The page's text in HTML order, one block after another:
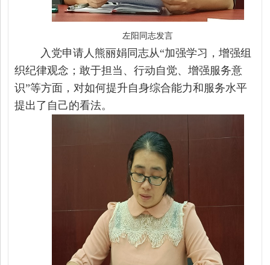
左阳同志发言
入党申请人熊丽娟同志从“加强学习，增强组
织纪律观念；敢于担当、行动自觉、增强服务意
识”等方面，对如何提升自身综合能力和服务水平
提出了自己的看法。